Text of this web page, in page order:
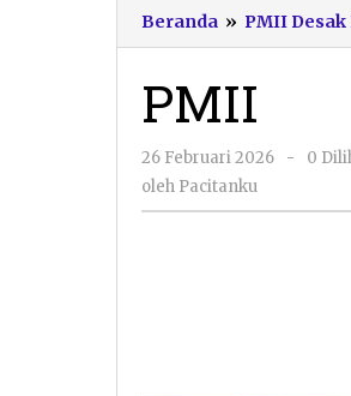
Beranda » PMII
PMII
26 Februari 2026
oleh
-
0
oleh Pacitanku